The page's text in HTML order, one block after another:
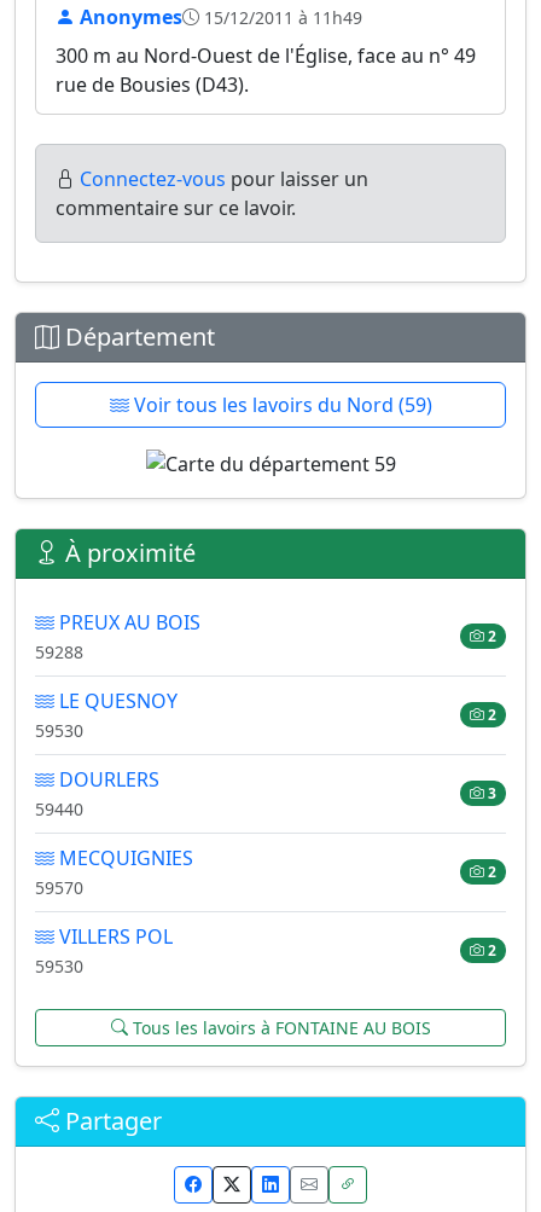
Anonymes 15/12/2011 à 11h49
300 m au Nord-Ouest de l'Église, face au n° 49
rue de Bousies (D43).
Connectez-vous pour laisser un
commentaire sur ce lavoir.
Département
Voir tous les lavoirs du Nord (59)
À proximité
PREUX AU BOIS
59288
2
LE QUESNOY
59530
2
DOURLERS
59440
3
MECQUIGNIES
59570
2
VILLERS POL
59530
2
Tous les lavoirs à FONTAINE AU BOIS
Partager